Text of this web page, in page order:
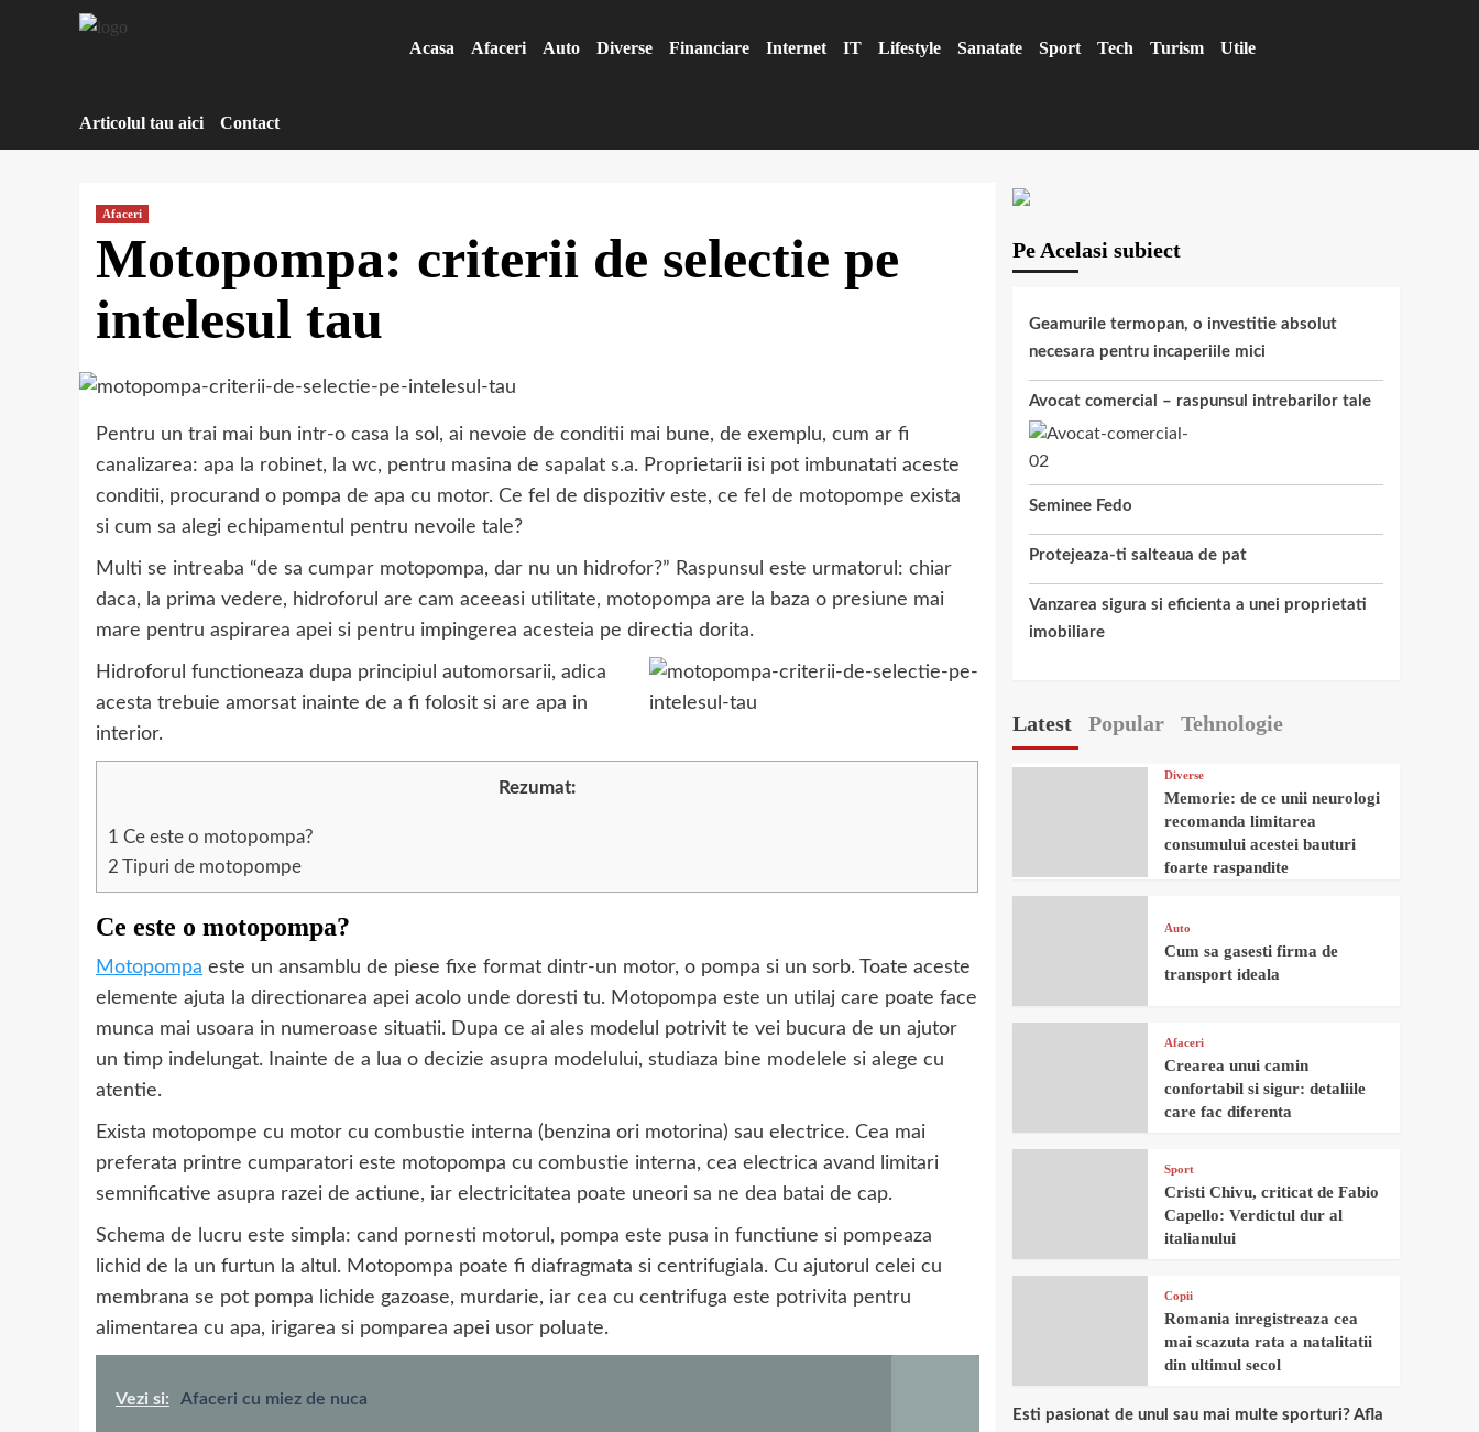
Acasa Afaceri Auto Diverse Financiare Internet IT Lifestyle Sanatate Sport Tech Turism Utile
Articolul tau aici Contact
Afaceri
Motopompa: criterii de selectie pe
intelesul tau
Pentru un trai mai bun intr-o casa la sol, ai nevoie de conditii mai bune, de exemplu, cum ar fi
canalizarea: apa la robinet, la wc, pentru masina de sapalat s.a. Proprietarii isi pot imbunatati aceste
conditii, procurand o pompa de apa cu motor. Ce fel de dispozitiv este, ce fel de motopompe exista
si cum sa alegi echipamentul pentru nevoile tale?
Multi se intreaba “de sa cumpar motopompa, dar nu un hidrofor?” Raspunsul este urmatorul: chiar
daca, la prima vedere, hidroforul are cam aceeasi utilitate, motopompa are la baza o presiune mai
mare pentru aspirarea apei si pentru impingerea acesteia pe directia dorita.
Hidroforul functioneaza dupa principiul automorsarii, adica
acesta trebuie amorsat inainte de a fi folosit si are apa in
interior.
Rezumat:
1 Ce este o motopompa?
2 Tipuri de motopompe
Ce este o motopompa?
Motopompa este un ansamblu de piese fixe format dintr-un motor, o pompa si un sorb. Toate aceste
elemente ajuta la directionarea apei acolo unde doresti tu. Motopompa este un utilaj care poate face
munca mai usoara in numeroase situatii. Dupa ce ai ales modelul potrivit te vei bucura de un ajutor
un timp indelungat. Inainte de a lua o decizie asupra modelului, studiaza bine modelele si alege cu
atentie.
Exista motopompe cu motor cu combustie interna (benzina ori motorina) sau electrice. Cea mai
preferata printre cumparatori este motopompa cu combustie interna, cea electrica avand limitari
semnificative asupra razei de actiune, iar electricitatea poate uneori sa ne dea batai de cap.
Schema de lucru este simpla: cand pornesti motorul, pompa este pusa in functiune si pompeaza
lichid de la un furtun la altul. Motopompa poate fi diafragmata si centrifugiala. Cu ajutorul celei cu
membrana se pot pompa lichide gazoase, murdarie, iar cea cu centrifuga este potrivita pentru
alimentarea cu apa, irigarea si pomparea apei usor poluate.
Vezi si: Afaceri cu miez de nuca
Pe Acelasi subiect
Geamurile termopan, o investitie absolut
necesara pentru incaperiile mici
Avocat comercial – raspunsul intrebarilor tale
Seminee Fedo
Protejeaza-ti salteaua de pat
Vanzarea sigura si eficienta a unei proprietati
imobiliare
Latest Popular Tehnologie
Diverse
Memorie: de ce unii neurologi
recomanda limitarea
consumului acestei bauturi
foarte raspandite
Auto
Cum sa gasesti firma de
transport ideala
Afaceri
Crearea unui camin
confortabil si sigur: detaliile
care fac diferenta
Sport
Cristi Chivu, criticat de Fabio
Capello: Verdictul dur al
italianului
Copii
Romania inregistreaza cea
mai scazuta rata a natalitatii
din ultimul secol
Esti pasionat de unul sau mai multe sporturi? Afla